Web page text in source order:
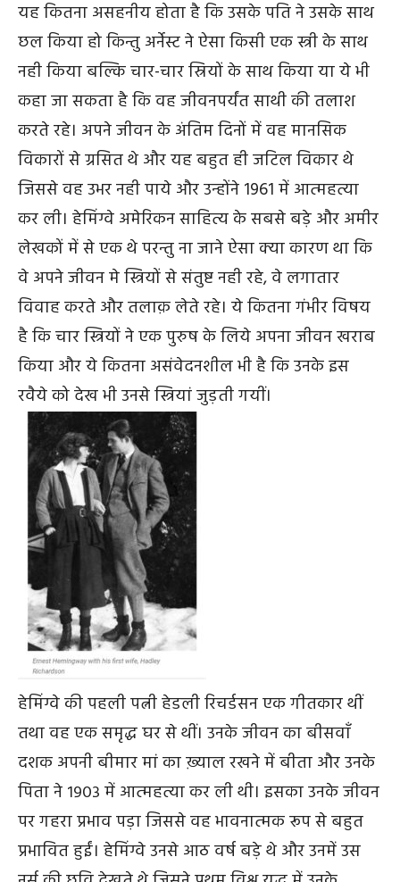
यह कितना असहनीय होता है कि उसके पति ने उसके साथ
छल किया हो किन्तु अर्नेस्ट ने ऐसा किसी एक स्त्री के साथ
नही किया बल्कि चार-चार स्रियों के साथ किया या ये भी
कहा जा सकता है कि वह जीवनपर्यंत साथी की तलाश
करते रहे। अपने जीवन के अंतिम दिनों में वह मानसिक
विकारों से ग्रसित थे और यह बहुत ही जटिल विकार थे
जिससे वह उभर नही पाये और उन्होंने 1961 में आत्महत्या
कर ली। हेमिंग्वे अमेरिकन साहित्य के सबसे बड़े और अमीर
लेखकों में से एक थे परन्तु ना जाने ऐसा क्या कारण था कि
वे अपने जीवन मे स्त्रियों से संतुष्ट नही रहे, वे लगातार
विवाह करते और तलाक़ लेते रहे। ये कितना गंभीर विषय
है कि चार स्त्रियों ने एक पुरुष के लिये अपना जीवन खराब
किया और ये कितना असंवेदनशील भी है कि उनके इस
रवैये को देख भी उनसे स्त्रियां जुड़ती गयीं।
हेमिंग्वे की पहली पत्नी हेडली रिचर्डसन एक गीतकार थीं
तथा वह एक समृद्ध घर से थीं। उनके जीवन का बीसवाँ
दशक अपनी बीमार मां का ख़्याल रखने में बीता और उनके
पिता ने १९०३ में आत्महत्या कर ली थी। इसका उनके जीवन
पर गहरा प्रभाव पड़ा जिससे वह भावनात्मक रूप से बहुत
प्रभावित हुईं। हेमिंग्वे उनसे आठ वर्ष बड़े थे और उनमें उस